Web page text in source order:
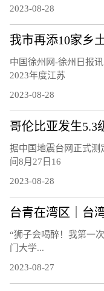
2023-08-28
我市再添10家乡
中国徐州网-徐州日报
2023年度江苏
2023-08-28
哥伦比亚发生5.3
据中国地震台网正式测
间8月27日16
2023-08-28
“狮子会喝醉！我第一
门大学...
2023-08-27